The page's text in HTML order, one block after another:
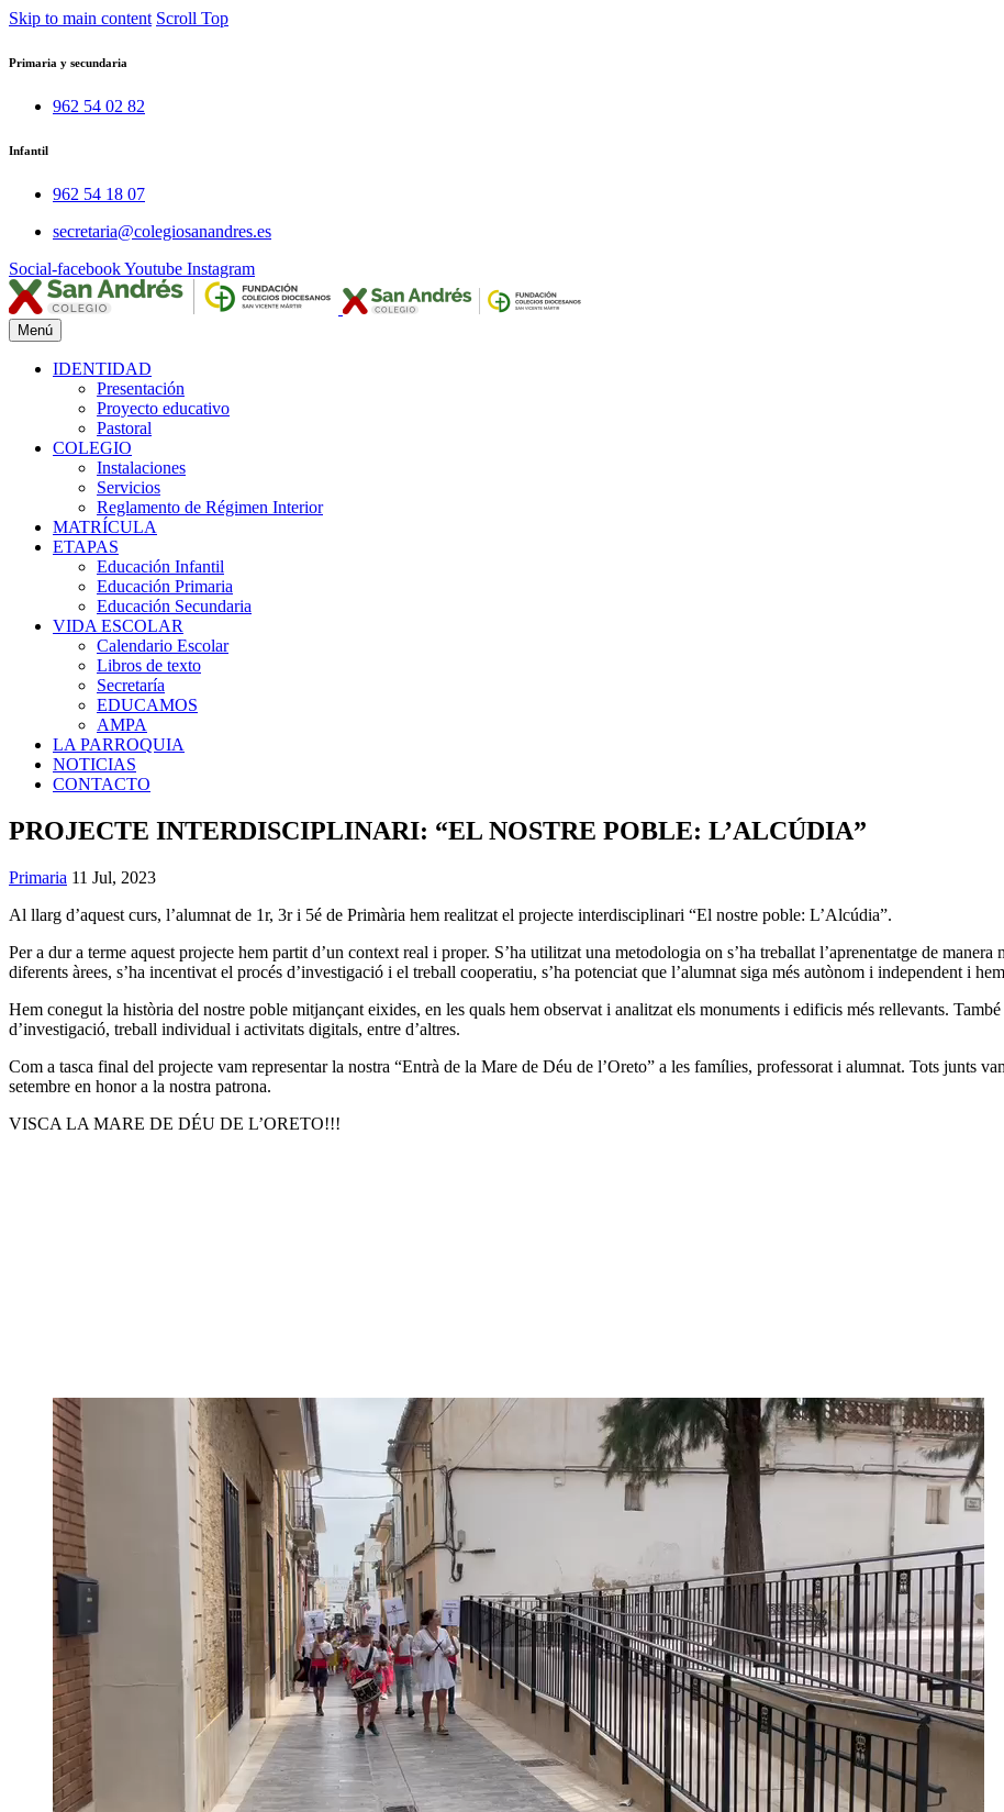
Skip to main content Scroll Top
Primaria y secundaria
962 54 02 82
Infantil
962 54 18 07
secretaria@colegiosanandres.es
Social-facebookYoutube Instagram
Menú
IDENTIDAD
Presentación
Proyecto educativo
Pastoral
COLEGIO
Instalaciones
Servicios
Reglamento de Régimen Interior
MATRÍCULA
ETAPAS
Educación Infantil
Educación Primaria
Educación Secundaria
VIDA ESCOLAR
Calendario Escolar
Libros de texto
Secretaría
EDUCAMOS
AMPA
LA PARROQUIA
NOTICIAS
CONTACTO
PROJECTE INTERDISCIPLINARI: “EL NOSTRE POBLE: L’ALCÚDIA”
Primaria 11 Jul, 2023
Al llarg d’aquest curs, l’alumnat de 1r, 3r i 5é de Primària hem realitzat el projecte interdisciplinari “El nostre poble: L’Alcúdia”.
Per a dur a terme aquest projecte hem partit d’un context real i proper. S’ha utilitzat una metodologia on s’ha treballat l’aprenentatge de
diferents àrees, s’ha incentivat el procés d’investigació i el treball cooperatiu, s’ha potenciat que l’alumnat siga més autònom i independent i
Hem conegut la història del nostre poble mitjançant eixides, en les quals hem observat i analitzat els monuments i edificis més rellevants.
d’investigació, treball individual i activitats digitals, entre d’altres.
Com a tasca final del projecte vam representar la nostra “Entrà de la Mare de Déu de l’Oreto” a les famílies, professorat i alumnat. Tots junts
setembre en honor a la nostra patrona.
VISCA LA MARE DE DÉU DE L’ORETO!!!